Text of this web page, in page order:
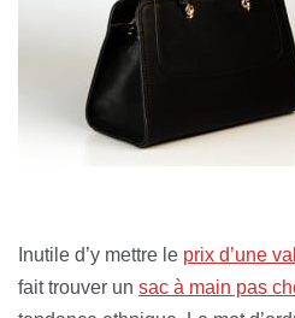
Inutile d’y mettre le prix d’une
fait trouver un sac à main pas